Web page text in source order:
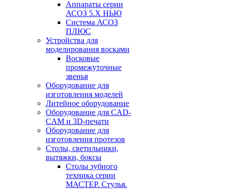
Аппараты серии
АСОЗ 5.Х НЬЮ
Система АСОЗ
ПЛЮС
Устройства для
моделирования восками
Восковые
промежуточные
звенья
Оборудование для
изготовления моделей
Литейное оборудование
Оборудование для CAD-
CAM и 3D-печати
Оборудование для
изготовления протезов
Cтолы, светильники,
вытяжки, боксы
Столы зубного
техника серии
МАСТЕР. Стулья.